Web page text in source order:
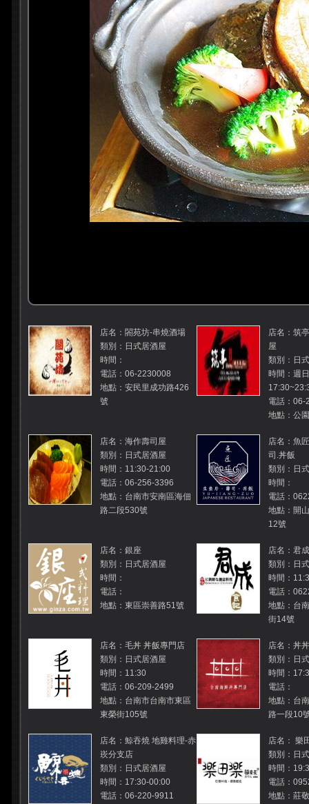
店名：閤苑坊-串燒酒場
類別：日式居酒屋
時間：
電話：06-2230008
地點：安民里成功路426
號
店名：筑
屋
類別：日
時間：週
電話：06-
地點：公
店名：海作壽司屋
類別：日式居酒屋
時間：11:30-21:00
電話：06-256-3396
地點：台南市安南區海佃
路二段530號
店名：魚
司.丼飯
類別：日
時間：
電話：
地點：開
12號
店名：銀座
類別：日式居酒屋
時間：
電話：
地點：東區崇善路51號
店名：君
類別：日
時間：
電話：
地點：台
街14號
店名：毛丼 丼飯專門店
類別：日式居酒屋
時間：11:30
電話：06-209-2499
地點：台南市台南市東區
東榮街105號
店名：丼
類別：日
時間：
電話：
地點：台
路一段10
店名：鯨吞燒 地雞料理-赤
崁分支店
類別：日式居酒屋
時間：17:30-00:00
電話：06-220-9911
店名： 樂
類別：日
時間：
電話：
地點：莊